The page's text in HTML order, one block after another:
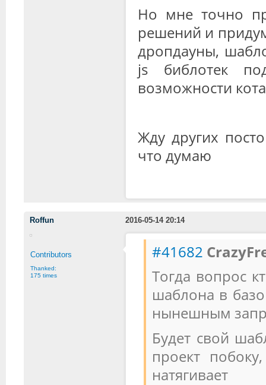
Но мне точно
решений и
дропдауны,
js библотек
возможности
Жду других
что думаю
Roffun 2016-05-14 20:14
Contributors
Thanked:
175 times
#41682
Тогда вопрос
шаблона в
нынешным
Будет свой
проект
натягивает